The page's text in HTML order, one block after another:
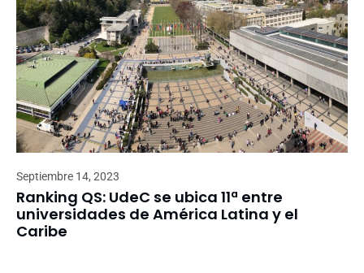
Septiembre 14, 2023
Ranking QS: UdeC se ubica 11ª entre
universidades de América Latina y el
Caribe